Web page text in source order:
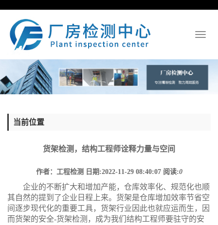
当前位置
货架检测，结构工程师诠释力量与空间
作者：工程检测 日期:2022-11-29 08:40:07 阅读:0
企业的不断扩大和增加产能，仓库效率化、规范化也顺
其自然的提到了企业日程上来。货架是仓库增加效率节省空
间逐步现代化的重要工具，货架行业因此也就应运而生，因
而货架的安全-货架检测，成为我们结构工程师要驻守的安